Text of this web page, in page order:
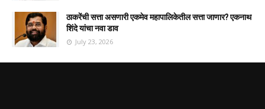
ठाकरेंची सत्ता असणारी एकमेव महापालिकेतील सत्ता जाणार? एकनाथ
शिंदे यांचा नवा डाव
July 23, 2026